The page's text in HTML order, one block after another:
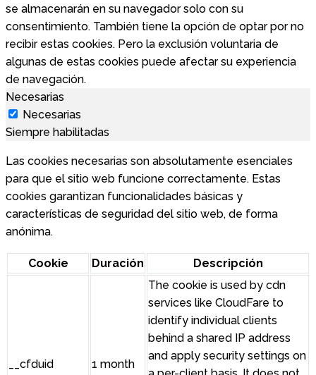
se almacenarán en su navegador solo con su
consentimiento. También tiene la opción de optar por no
recibir estas cookies. Pero la exclusión voluntaria de
algunas de estas cookies puede afectar su experiencia
de navegación.
Necesarias
Necesarias
Siempre habilitadas
Las cookies necesarias son absolutamente esenciales
para que el sitio web funcione correctamente. Estas
cookies garantizan funcionalidades básicas y
características de seguridad del sitio web, de forma
anónima.
Cookie Duración Descripción
__cfduid 1 month
The cookie is used by cdn
services like CloudFare to
identify individual clients
behind a shared IP address
and apply security settings on